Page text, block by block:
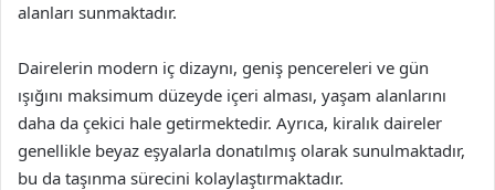
alanları sunmaktadır.
Dairelerin modern iç dizaynı, geniş pencereleri ve gün
ışığını maksimum düzeyde içeri alması, yaşam alanlarını
daha da çekici hale getirmektedir. Ayrıca, kiralık daireler
genellikle beyaz eşyalarla donatılmış olarak sunulmaktadır,
bu da taşınma sürecini kolaylaştırmaktadır.